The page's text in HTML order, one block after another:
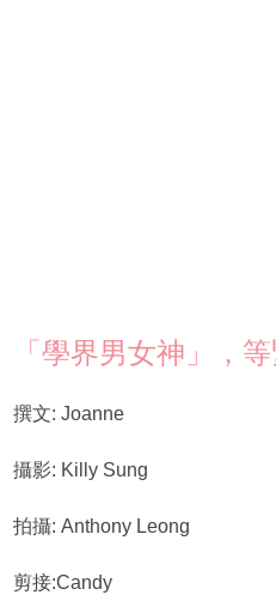
「學界男女神」，
撰文: Joanne
攝影: Killy Sung
拍攝: Anthony Leong
剪接:Candy